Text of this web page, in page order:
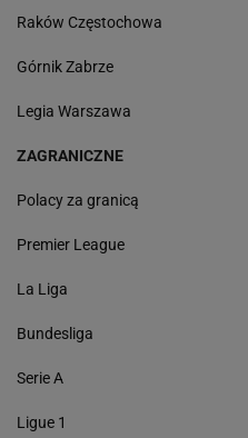
Raków Częstochowa
Górnik Zabrze
Legia Warszawa
ZAGRANICZNE
Polacy za granicą
Premier League
La Liga
Bundesliga
Serie A
Ligue 1